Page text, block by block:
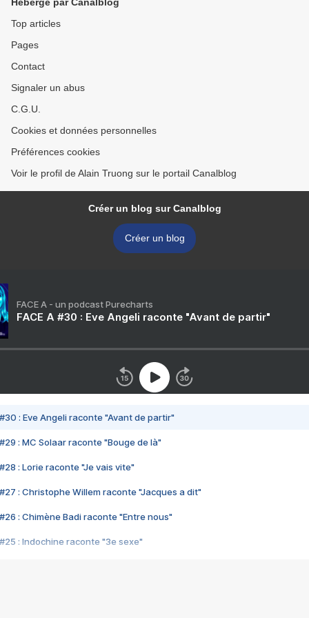
Top articles
Pages
Contact
Signaler un abus
C.G.U.
Cookies et données personnelles
Préférences cookies
Voir le profil de Alain Truong sur le portail Canalblog
Créer un blog sur Canalblog
Créer un blog
FACE A - un podcast Purecharts
FACE A #30 : Eve Angeli raconte "Avant de partir"
#30 : Eve Angeli raconte "Avant de partir"
#29 : MC Solaar raconte "Bouge de là"
#28 : Lorie raconte "Je vais vite"
#27 : Christophe Willem raconte "Jacques a dit"
#26 : Chimène Badi raconte "Entre nous"
#25 : Indochine raconte "3e sexe"